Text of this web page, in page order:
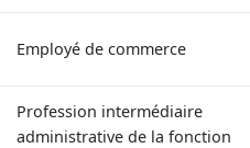
Employé de commerce
Profession intermédiaire
administrative de la fonction